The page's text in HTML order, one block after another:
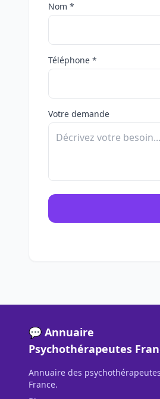
Nom *
Téléphone *
Votre demande
💬 Annuaire
Psychothérapeutes
Annuaire des
France.